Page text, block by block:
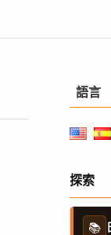
語言
探索
📚